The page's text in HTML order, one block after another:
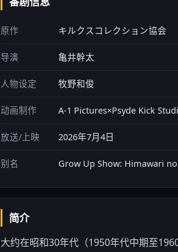
原作 キルクスコレクション協会
导演 亀井幹太
人物设定 牧野和俊
动画制作 A-1 Pictures×Psyde Kick
放送/上映 2026年7月4日
别名 Grow Up Show: Himawari
简介
大约在昭和30年代（1950年代中期至